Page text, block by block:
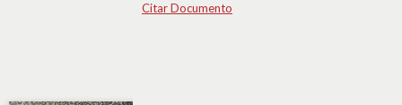
Citar Documento